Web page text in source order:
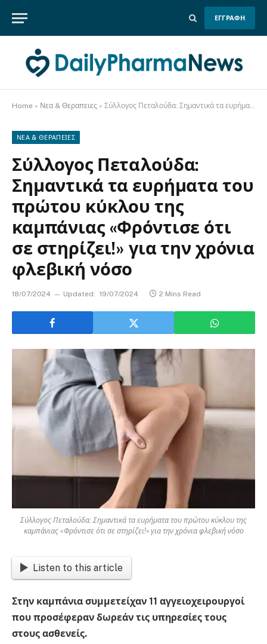
ΕΓΓΡΑΦΗ
Home » Νεα & Θεραπειες » Σύλλογος Πεταλούδα: Σημαντικά τα ευρήματα του πρώτου κύκλου της καμπάνιας «Φρόντισε ότι σε στηρίζει!» για την χρόνια φλεβική νόσο
ΝΕΑ & ΘΕΡΑΠΕΙΕΣ
Σύλλογος Πεταλούδα:
Σημαντικά τα ευρήματα του
πρώτου κύκλου της
καμπάνιας «Φρόντισε ότι
σε στηρίζει!» για την χρόνια
φλεβική νόσο
18/07/2024 Updated: 19/07/2024 2 Mins Read
Σύλλογος Πεταλούδα: Σημαντικά τα ευρήματα του πρώτου κύκλου της
καμπάνιας «Φρόντισε ότι σε στηρίζει!» για την χρόνια φλεβική νόσο
Listen to this article
Στην καμπάνια συμμετείχαν 11 αγγειοχειρουργοί
που προσέφεραν δωρεάν τις υπηρεσίες τους
στους ασθενείς.